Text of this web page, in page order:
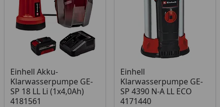
Einhell Akku-
Klarwasserpumpe GE-
SP 18 LL Li (1x4,0Ah)
4181561
Produkt am Lager
Einhell
Klarwasserpumpe GE-
SP 4390 N-A LL ECO
4171440
Produkt am Lager